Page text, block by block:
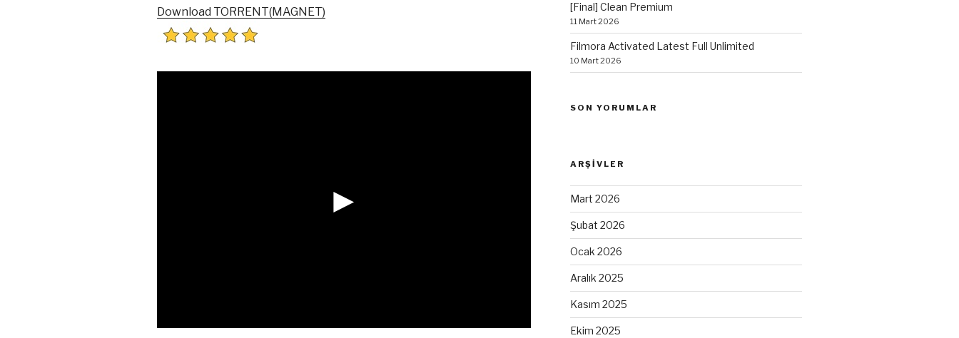
Download TORRENT(MAGNET)
►
[Final] Clean Premium
11 Mart 2026
Filmora Activated Latest Full Unlimited
10 Mart 2026
SON YORUMLAR
ARŞIVLER
Mart 2026
Şubat 2026
Ocak 2026
Aralık 2025
Kasım 2025
Ekim 2025